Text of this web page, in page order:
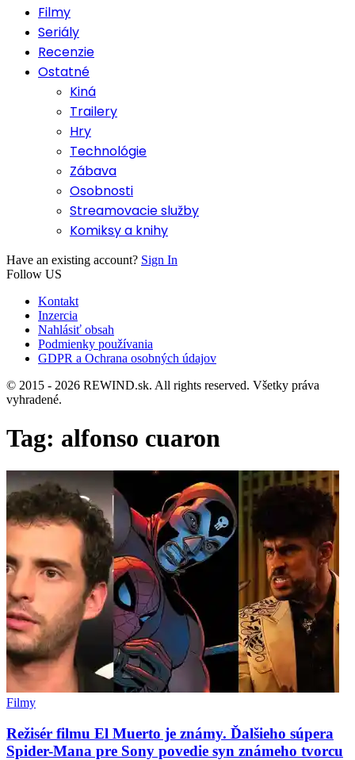
Filmy
Seriály
Recenzie
Ostatné
Kiná
Trailery
Hry
Technológie
Zábava
Osobnosti
Streamovacie služby
Komiksy a knihy
Have an existing account? Sign In
Follow US
Kontakt
Inzercia
Nahlásiť obsah
Podmienky používania
GDPR a Ochrana osobných údajov
© 2015 - 2026 REWIND.sk. All rights reserved. Všetky práva
vyhradené.
Tag: alfonso cuaron
Filmy
Režisér filmu El Muerto je známy. Ďalšieho súpera
Spider-Mana pre Sony povedie syn známeho tvorcu